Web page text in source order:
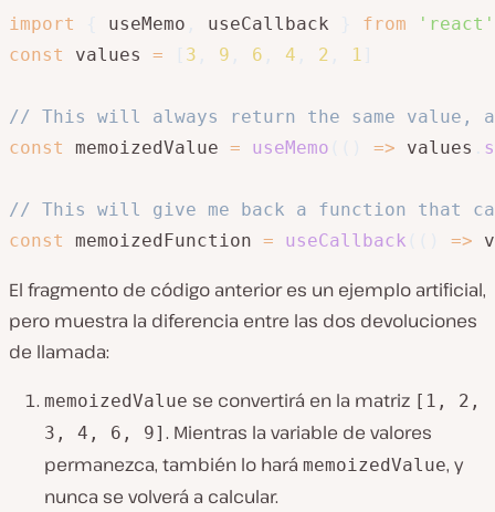
import useMemo useCallback from
'react'
const
values = 3 9 6 4 2 1
// This will always return the same value,
const
memoizedValue = useMemo => values
// This will give me back a function that
const
memoizedFunction = useCallback =>
El fragmento de código anterior es un ejemplo artificial,
pero muestra la diferencia entre las dos devoluciones
de llamada:
memoizedValue se convertirá en la matriz [1, 2,
3, 4, 6, 9] . Mientras la variable de valores
permanezca, también lo hará memoizedValue, y
nunca se volverá a calcular.